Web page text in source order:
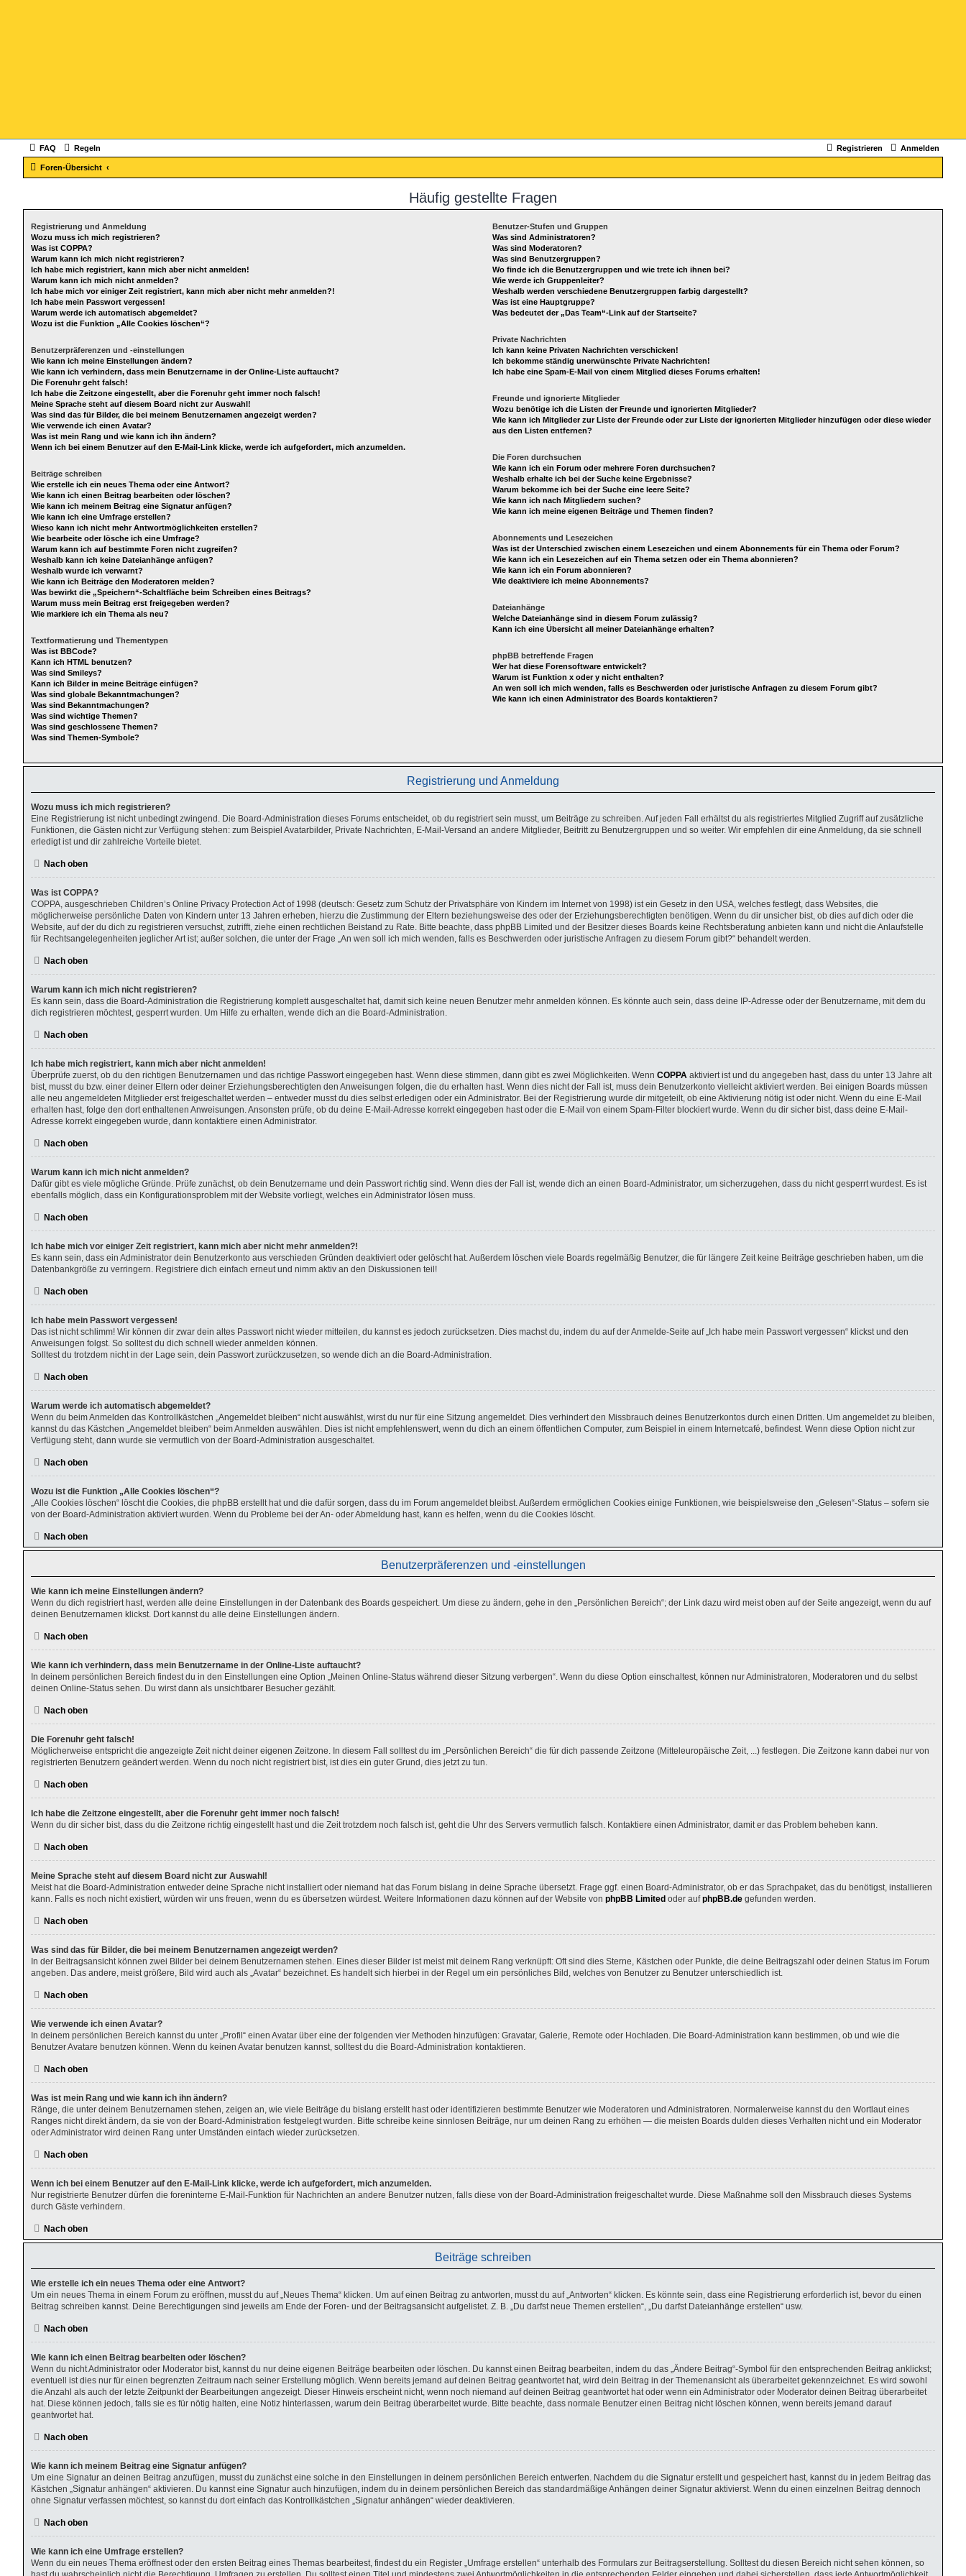
FAQ Regeln Anmelden
Registrieren
Foren-Übersicht
Häufig gestellte Fragen
Registrierung und Anmeldung
Wozu muss ich mich registrieren?
Was ist COPPA?
Warum kann ich mich nicht registrieren?
Ich habe mich registriert, kann mich aber nicht anmelden!
Warum kann ich mich nicht anmelden?
Ich habe mich vor einiger Zeit registriert, kann mich aber nicht mehr anmelden?!
Ich habe mein Passwort vergessen!
Warum werde ich automatisch abgemeldet?
Wozu ist die Funktion „Alle Cookies löschen“?
Benutzerpräferenzen und -einstellungen
Wie kann ich meine Einstellungen ändern?
Wie kann ich verhindern, dass mein Benutzername in der Online-Liste auftaucht?
Die Forenuhr geht falsch!
Ich habe die Zeitzone eingestellt, aber die Forenuhr geht immer noch falsch!
Meine Sprache steht auf diesem Board nicht zur Auswahl!
Was sind das für Bilder, die bei meinem Benutzernamen angezeigt werden?
Wie verwende ich einen Avatar?
Was ist mein Rang und wie kann ich ihn ändern?
Wenn ich bei einem Benutzer auf den E-Mail-Link klicke, werde ich aufgefordert, mich anzumelden.
Beiträge schreiben
Wie erstelle ich ein neues Thema oder eine Antwort?
Wie kann ich einen Beitrag bearbeiten oder löschen?
Wie kann ich meinem Beitrag eine Signatur anfügen?
Wie kann ich eine Umfrage erstellen?
Wieso kann ich nicht mehr Antwortmöglichkeiten erstellen?
Wie bearbeite oder lösche ich eine Umfrage?
Warum kann ich auf bestimmte Foren nicht zugreifen?
Weshalb kann ich keine Dateianhänge anfügen?
Weshalb wurde ich verwarnt?
Wie kann ich Beiträge den Moderatoren melden?
Was bewirkt die „Speichern“-Schaltfläche beim Schreiben eines Beitrags?
Warum muss mein Beitrag erst freigegeben werden?
Wie markiere ich ein Thema als neu?
Textformatierung und Thementypen
Was ist BBCode?
Kann ich HTML benutzen?
Was sind Smileys?
Kann ich Bilder in meine Beiträge einfügen?
Was sind globale Bekanntmachungen?
Was sind Bekanntmachungen?
Was sind wichtige Themen?
Was sind geschlossene Themen?
Was sind Themen-Symbole?
Benutzer-Stufen und Gruppen
Was sind Administratoren?
Was sind Moderatoren?
Was sind Benutzergruppen?
Wo finde ich die Benutzergruppen und wie trete ich ihnen bei?
Wie werde ich Gruppenleiter?
Weshalb werden verschiedene Benutzergruppen farbig dargestellt?
Was ist eine Hauptgruppe?
Was bedeutet der „Das Team“-Link auf der Startseite?
Private Nachrichten
Ich kann keine Privaten Nachrichten verschicken!
Ich bekomme ständig unerwünschte Private Nachrichten!
Ich habe eine Spam-E-Mail von einem Mitglied dieses Forums erhalten!
Freunde und ignorierte Mitglieder
Wozu benötige ich die Listen der Freunde und ignorierten Mitglieder?
Wie kann ich Mitglieder zur Liste der Freunde oder zur Liste der ignorierten Mitglieder hinzufügen oder diese wieder
aus den Listen entfernen?
Die Foren durchsuchen
Wie kann ich ein Forum oder mehrere Foren durchsuchen?
Weshalb erhalte ich bei der Suche keine Ergebnisse?
Warum bekomme ich bei der Suche eine leere Seite?
Wie kann ich nach Mitgliedern suchen?
Wie kann ich meine eigenen Beiträge und Themen finden?
Abonnements und Lesezeichen
Was ist der Unterschied zwischen einem Lesezeichen und einem Abonnements für ein Thema oder Forum?
Wie kann ich ein Lesezeichen auf ein Thema setzen oder ein Thema abonnieren?
Wie kann ich ein Forum abonnieren?
Wie deaktiviere ich meine Abonnements?
Dateianhänge
Welche Dateianhänge sind in diesem Forum zulässig?
Kann ich eine Übersicht all meiner Dateianhänge erhalten?
phpBB betreffende Fragen
Wer hat diese Forensoftware entwickelt?
Warum ist Funktion x oder y nicht enthalten?
An wen soll ich mich wenden, falls es Beschwerden oder juristische Anfragen zu diesem Forum gibt?
Wie kann ich einen Administrator des Boards kontaktieren?
Registrierung und Anmeldung
Wozu muss ich mich registrieren?
Eine Registrierung ist nicht unbedingt zwingend. Die Board-Administration dieses Forums entscheidet, ob du registriert sein musst, um Beiträge zu schreiben. Auf jeden Fall erhältst du als registriertes Mitglied Zugriff auf zusätzliche
Funktionen, die Gästen nicht zur Verfügung stehen: zum Beispiel Avatarbilder, Private Nachrichten, E-Mail-Versand an andere Mitglieder, Beitritt zu Benutzergruppen und so weiter. Wir empfehlen dir eine Anmeldung, da sie schnell
erledigt ist und dir zahlreiche Vorteile bietet.
Nach oben
Was ist COPPA?
COPPA, ausgeschrieben Children’s Online Privacy Protection Act of 1998 (deutsch: Gesetz zum Schutz der Privatsphäre von Kindern im Internet von 1998) ist ein Gesetz in den USA, welches festlegt, dass Websites, die
möglicherweise persönliche Daten von Kindern unter 13 Jahren erheben, hierzu die Zustimmung der Eltern beziehungsweise des oder der Erziehungsberechtigten benötigen. Wenn du dir unsicher bist, ob dies auf dich oder die
Website, auf der du dich zu registrieren versuchst, zutrifft, ziehe einen rechtlichen Beistand zu Rate. Bitte beachte, dass phpBB Limited und der Besitzer dieses Boards keine Rechtsberatung anbieten kann und nicht die Anlaufstelle
für Rechtsangelegenheiten jeglicher Art ist; außer solchen, die unter der Frage „An wen soll ich mich wenden, falls es Beschwerden oder juristische Anfragen zu diesem Forum gibt?“ behandelt werden.
Nach oben
Warum kann ich mich nicht registrieren?
Es kann sein, dass die Board-Administration die Registrierung komplett ausgeschaltet hat, damit sich keine neuen Benutzer mehr anmelden können. Es könnte auch sein, dass deine IP-Adresse oder der Benutzername, mit dem du
dich registrieren möchtest, gesperrt wurden. Um Hilfe zu erhalten, wende dich an die Board-Administration.
Nach oben
Ich habe mich registriert, kann mich aber nicht anmelden!
Überprüfe zuerst, ob du den richtigen Benutzernamen und das richtige Passwort eingegeben hast. Wenn diese stimmen, dann gibt es zwei Möglichkeiten. Wenn COPPA aktiviert ist und du angegeben hast, dass du unter 13 Jahre alt
bist, musst du bzw. einer deiner Eltern oder deiner Erziehungsberechtigten den Anweisungen folgen, die du erhalten hast. Wenn dies nicht der Fall ist, muss dein Benutzerkonto vielleicht aktiviert werden. Bei einigen Boards müssen
alle neu angemeldeten Mitglieder erst freigeschaltet werden – entweder musst du dies selbst erledigen oder ein Administrator. Bei der Registrierung wurde dir mitgeteilt, ob eine Aktivierung nötig ist oder nicht. Wenn du eine E-Mail
erhalten hast, folge den dort enthaltenen Anweisungen. Ansonsten prüfe, ob du deine E-Mail-Adresse korrekt eingegeben hast oder die E-Mail von einem Spam-Filter blockiert wurde. Wenn du dir sicher bist, dass deine E-Mail-
Adresse korrekt eingegeben wurde, dann kontaktiere einen Administrator.
Nach oben
Warum kann ich mich nicht anmelden?
Dafür gibt es viele mögliche Gründe. Prüfe zunächst, ob dein Benutzername und dein Passwort richtig sind. Wenn dies der Fall ist, wende dich an einen Board-Administrator, um sicherzugehen, dass du nicht gesperrt wurdest. Es ist
ebenfalls möglich, dass ein Konfigurationsproblem mit der Website vorliegt, welches ein Administrator lösen muss.
Nach oben
Ich habe mich vor einiger Zeit registriert, kann mich aber nicht mehr anmelden?!
Es kann sein, dass ein Administrator dein Benutzerkonto aus verschieden Gründen deaktiviert oder gelöscht hat. Außerdem löschen viele Boards regelmäßig Benutzer, die für längere Zeit keine Beiträge geschrieben haben, um die
Datenbankgröße zu verringern. Registriere dich einfach erneut und nimm aktiv an den Diskussionen teil!
Nach oben
Ich habe mein Passwort vergessen!
Das ist nicht schlimm! Wir können dir zwar dein altes Passwort nicht wieder mitteilen, du kannst es jedoch zurücksetzen. Dies machst du, indem du auf der Anmelde-Seite auf „Ich habe mein Passwort vergessen“ klickst und den
Anweisungen folgst. So solltest du dich schnell wieder anmelden können.
Solltest du trotzdem nicht in der Lage sein, dein Passwort zurückzusetzen, so wende dich an die Board-Administration.
Nach oben
Warum werde ich automatisch abgemeldet?
Wenn du beim Anmelden das Kontrollkästchen „Angemeldet bleiben“ nicht auswählst, wirst du nur für eine Sitzung angemeldet. Dies verhindert den Missbrauch deines Benutzerkontos durch einen Dritten. Um angemeldet zu bleiben,
kannst du das Kästchen „Angemeldet bleiben“ beim Anmelden auswählen. Dies ist nicht empfehlenswert, wenn du dich an einem öffentlichen Computer, zum Beispiel in einem Internetcafé, befindest. Wenn diese Option nicht zur
Verfügung steht, dann wurde sie vermutlich von der Board-Administration ausgeschaltet.
Nach oben
Wozu ist die Funktion „Alle Cookies löschen“?
„Alle Cookies löschen“ löscht die Cookies, die phpBB erstellt hat und die dafür sorgen, dass du im Forum angemeldet bleibst. Außerdem ermöglichen Cookies einige Funktionen, wie beispielsweise den „Gelesen“-Status – sofern sie
von der Board-Administration aktiviert wurden. Wenn du Probleme bei der An- oder Abmeldung hast, kann es helfen, wenn du die Cookies löscht.
Nach oben
Benutzerpräferenzen und -einstellungen
Wie kann ich meine Einstellungen ändern?
Wenn du dich registriert hast, werden alle deine Einstellungen in der Datenbank des Boards gespeichert. Um diese zu ändern, gehe in den „Persönlichen Bereich“; der Link dazu wird meist oben auf der Seite angezeigt, wenn du auf
deinen Benutzernamen klickst. Dort kannst du alle deine Einstellungen ändern.
Nach oben
Wie kann ich verhindern, dass mein Benutzername in der Online-Liste auftaucht?
In deinem persönlichen Bereich findest du in den Einstellungen eine Option „Meinen Online-Status während dieser Sitzung verbergen“. Wenn du diese Option einschaltest, können nur Administratoren, Moderatoren und du selbst
deinen Online-Status sehen. Du wirst dann als unsichtbarer Besucher gezählt.
Nach oben
Die Forenuhr geht falsch!
Möglicherweise entspricht die angezeigte Zeit nicht deiner eigenen Zeitzone. In diesem Fall solltest du im „Persönlichen Bereich“ die für dich passende Zeitzone (Mitteleuropäische Zeit, ...) festlegen. Die Zeitzone kann dabei nur von
registrierten Benutzern geändert werden. Wenn du noch nicht registriert bist, ist dies ein guter Grund, dies jetzt zu tun.
Nach oben
Ich habe die Zeitzone eingestellt, aber die Forenuhr geht immer noch falsch!
Wenn du dir sicher bist, dass du die Zeitzone richtig eingestellt hast und die Zeit trotzdem noch falsch ist, geht die Uhr des Servers vermutlich falsch. Kontaktiere einen Administrator, damit er das Problem beheben kann.
Nach oben
Meine Sprache steht auf diesem Board nicht zur Auswahl!
Meist hat die Board-Administration entweder deine Sprache nicht installiert oder niemand hat das Forum bislang in deine Sprache übersetzt. Frage ggf. einen Board-Administrator, ob er das Sprachpaket, das du benötigst, installieren
kann. Falls es noch nicht existiert, würden wir uns freuen, wenn du es übersetzen würdest. Weitere Informationen dazu können auf der Website von phpBB Limited oder aufphpBB.de gefunden werden.
Nach oben
Was sind das für Bilder, die bei meinem Benutzernamen angezeigt werden?
In der Beitragsansicht können zwei Bilder bei deinem Benutzernamen stehen. Eines dieser Bilder ist meist mit deinem Rang verknüpft: Oft sind dies Sterne, Kästchen oder Punkte, die deine Beitragszahl oder deinen Status im Forum
angeben. Das andere, meist größere, Bild wird auch als „Avatar“ bezeichnet. Es handelt sich hierbei in der Regel um ein persönliches Bild, welches von Benutzer zu Benutzer unterschiedlich ist.
Nach oben
Wie verwende ich einen Avatar?
In deinem persönlichen Bereich kannst du unter „Profil“ einen Avatar über eine der folgenden vier Methoden hinzufügen: Gravatar, Galerie, Remote oder Hochladen. Die Board-Administration kann bestimmen, ob und wie die
Benutzer Avatare benutzen können. Wenn du keinen Avatar benutzen kannst, solltest du die Board-Administration kontaktieren.
Nach oben
Was ist mein Rang und wie kann ich ihn ändern?
Ränge, die unter deinem Benutzernamen stehen, zeigen an, wie viele Beiträge du bislang erstellt hast oder identifizieren bestimmte Benutzer wie Moderatoren und Administratoren. Normalerweise kannst du den Wortlaut eines
Ranges nicht direkt ändern, da sie von der Board-Administration festgelegt wurden. Bitte schreibe keine sinnlosen Beiträge, nur um deinen Rang zu erhöhen — die meisten Boards dulden dieses Verhalten nicht und ein Moderator
oder Administrator wird deinen Rang unter Umständen einfach wieder zurücksetzen.
Nach oben
Wenn ich bei einem Benutzer auf den E-Mail-Link klicke, werde ich aufgefordert, mich anzumelden.
Nur registrierte Benutzer dürfen die foreninterne E-Mail-Funktion für Nachrichten an andere Benutzer nutzen, falls diese von der Board-Administration freigeschaltet wurde. Diese Maßnahme soll den Missbrauch dieses Systems
durch Gäste verhindern.
Nach oben
Beiträge schreiben
Wie erstelle ich ein neues Thema oder eine Antwort?
Um ein neues Thema in einem Forum zu eröffnen, musst du auf „Neues Thema“ klicken. Um auf einen Beitrag zu antworten, musst du auf „Antworten“ klicken. Es könnte sein, dass eine Registrierung erforderlich ist, bevor du einen
Beitrag schreiben kannst. Deine Berechtigungen sind jeweils am Ende der Foren- und der Beitragsansicht aufgelistet. Z. B. „Du darfst neue Themen erstellen“, „Du darfst Dateianhänge erstellen“ usw.
Nach oben
Wie kann ich einen Beitrag bearbeiten oder löschen?
Wenn du nicht Administrator oder Moderator bist, kannst du nur deine eigenen Beiträge bearbeiten oder löschen. Du kannst einen Beitrag bearbeiten, indem du das „Ändere Beitrag“-Symbol für den entsprechenden Beitrag anklickst;
eventuell ist dies nur für einen begrenzten Zeitraum nach seiner Erstellung möglich. Wenn bereits jemand auf deinen Beitrag geantwortet hat, wird dein Beitrag in der Themenansicht als überarbeitet gekennzeichnet. Es wird sowohl
die Anzahl als auch der letzte Zeitpunkt der Bearbeitungen angezeigt. Dieser Hinweis erscheint nicht, wenn noch niemand auf deinen Beitrag geantwortet hat oder wenn ein Administrator oder Moderator deinen Beitrag überarbeitet
hat. Diese können jedoch, falls sie es für nötig halten, eine Notiz hinterlassen, warum dein Beitrag überarbeitet wurde. Bitte beachte, dass normale Benutzer einen Beitrag nicht löschen können, wenn bereits jemand darauf
geantwortet hat.
Nach oben
Wie kann ich meinem Beitrag eine Signatur anfügen?
Um eine Signatur an deinen Beitrag anzufügen, musst du zunächst eine solche in den Einstellungen in deinem persönlichen Bereich entwerfen. Nachdem du die Signatur erstellt und gespeichert hast, kannst du in jedem Beitrag das
Kästchen „Signatur anhängen“ aktivieren. Du kannst eine Signatur auch hinzufügen, indem du in deinem persönlichen Bereich das standardmäßige Anhängen deiner Signatur aktivierst. Wenn du einen einzelnen Beitrag dennoch
ohne Signatur verfassen möchtest, so kannst du dort einfach das Kontrollkästchen „Signatur anhängen“ wieder deaktivieren.
Nach oben
Wie kann ich eine Umfrage erstellen?
Wenn du ein neues Thema eröffnest oder den ersten Beitrag eines Themas bearbeitest, findest du ein Register „Umfrage erstellen“ unterhalb des Formulars zur Beitragserstellung. Solltest du diesen Bereich nicht sehen können, so